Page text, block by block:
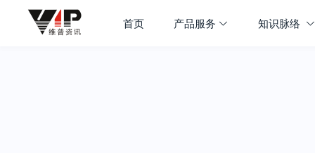
首页 产品服务 知识脉络